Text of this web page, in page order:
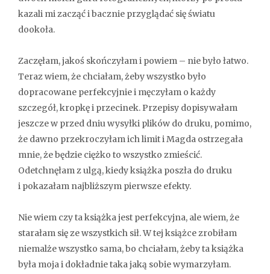
kazali mi zacząć i bacznie przyglądać się światu
dookoła.
Zaczęłam, jakoś skończyłam i powiem – nie było łatwo.
Teraz wiem, że chciałam, żeby wszystko było
dopracowane perfekcyjnie i męczyłam o każdy
szczegół, kropkę i przecinek. Przepisy dopisywałam
jeszcze w przed dniu wysyłki plików do druku, pomimo,
że dawno przekroczyłam ich limit i Magda ostrzegała
mnie, że będzie ciężko to wszystko zmieścić.
Odetchnęłam z ulgą, kiedy książka poszła do druku
i pokazałam najbliższym pierwsze efekty.
Nie wiem czy ta książka jest perfekcyjna, ale wiem, że
starałam się ze wszystkich sił. W tej książce zrobiłam
niemalże wszystko sama, bo chciałam, żeby ta książka
była moja i dokładnie taka jaką sobie wymarzyłam.